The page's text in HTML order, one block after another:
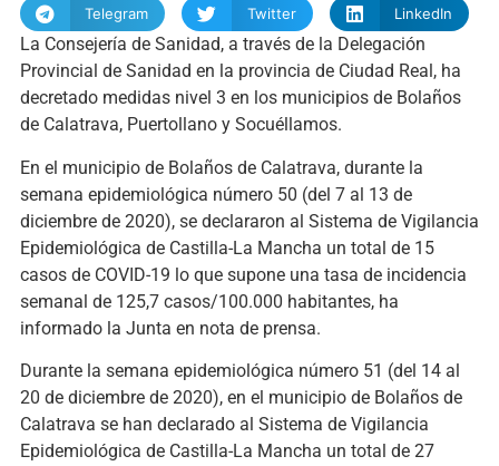
Telegram Twitter LinkedIn
La Consejería de Sanidad, a través de la Delegación
Provincial de Sanidad en la provincia de Ciudad Real, ha
decretado medidas nivel 3 en los municipios de Bolaños
de Calatrava, Puertollano y Socuéllamos.
En el municipio de Bolaños de Calatrava, durante la
semana epidemiológica número 50 (del 7 al 13 de
diciembre de 2020), se declararon al Sistema de Vigilancia
Epidemiológica de Castilla-La Mancha un total de 15
casos de COVID-19 lo que supone una tasa de incidencia
semanal de 125,7 casos/100.000 habitantes, ha
informado la Junta en nota de prensa.
Durante la semana epidemiológica número 51 (del 14 al
20 de diciembre de 2020), en el municipio de Bolaños de
Calatrava se han declarado al Sistema de Vigilancia
Epidemiológica de Castilla-La Mancha un total de 27